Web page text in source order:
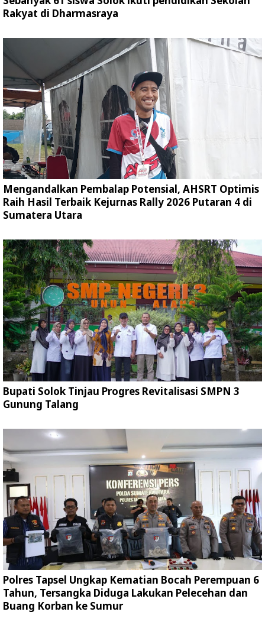
Rakyat di Dharmasraya
Mengandalkan Pembalap Potensial, AHSRT Optimis
Raih Hasil Terbaik Kejurnas Rally 2026 Putaran 4 di
Sumatera Utara
Bupati Solok Tinjau Progres Revitalisasi SMPN 3
Gunung Talang
Polres Tapsel Ungkap Kematian Bocah Perempuan 6
Tahun, Tersangka Diduga Lakukan Pelecehan dan
Buang Korban ke Sumur